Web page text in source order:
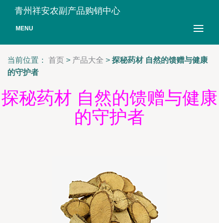
青州祥安农副产品购销中心
MENU
当前位置： 首页 > 产品大全 > 探秘药材 自然的馈赠与健康
的守护者
探秘药材 自然的馈赠与健康
的守护者